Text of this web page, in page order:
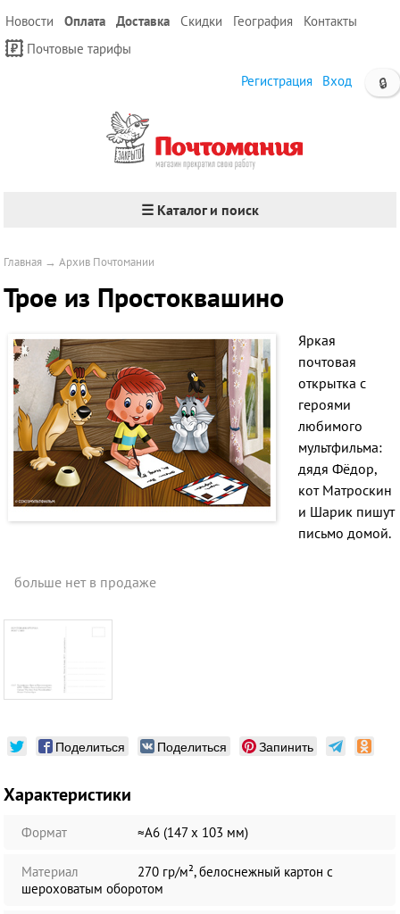
Новости Оплата Доставка Скидки География
Контакты
Почтовые тарифы
🔒
Регистрация Вход
☰ Каталог и поиск
Главная →Архив Почтомании
Трое из Простоквашино
Яркая
почтовая
открытка с
героями
любимого
мультфильма:
дядя Фёдор,
кот Матроскин
и Шарик пишут
письмо домой.
больше нет в продаже
Поделиться Поделиться Запинить
Характеристики
Формат ≈А6 (147 х 103 мм)
Материал
270 гр/м², белоснежный картон с
шероховатым оборотом